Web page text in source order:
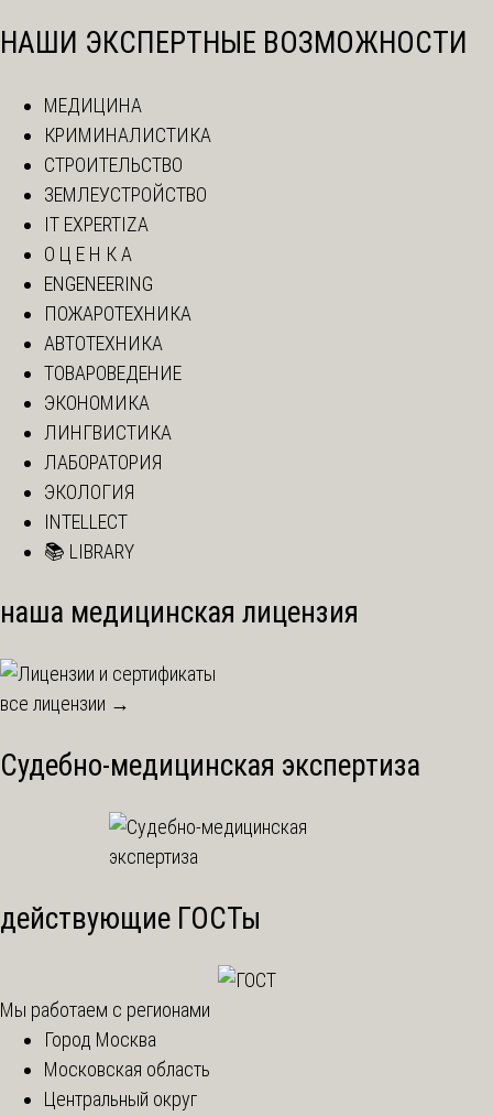
НАШИ ЭКСПЕРТНЫЕ ВОЗМОЖНОСТИ
МЕДИЦИНА
КРИМИНАЛИСТИКА
СТРОИТЕЛЬСТВО
ЗЕМЛЕУСТРОЙСТВО
IT EXPERTIZA
О Ц Е Н К А
ENGENEERING
ПОЖАРОТЕХНИКА
АВТОТЕХНИКА
ТОВАРОВЕДЕНИЕ
ЭКОНОМИКА
ЛИНГВИСТИКА
ЛАБОРАТОРИЯ
ЭКОЛОГИЯ
INTELLECT
📚 LIBRARY
наша медицинская лицензия
все лицензии →
Судебно-медицинская экспертиза
действующие ГОСТы
Мы работаем с регионами
Город Москва
Московская область
Центральный округ